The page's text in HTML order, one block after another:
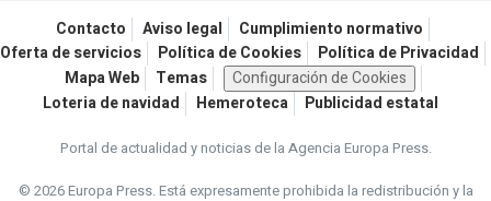
Contacto Aviso legal
Cumplimiento normativo
Oferta de servicios
Política de Cookies
Política de Privacidad
Mapa Web
Temas
Configuración de Cookies
Loteria de navidad
Hemeroteca Publicidad estatal
Portal de actualidad y noticias de la Agencia Europa Press.
© 2026 Europa Press.Está expresamente prohibida la redistribución y la